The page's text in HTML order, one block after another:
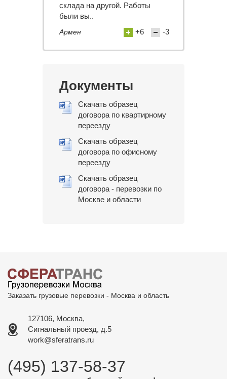
склада на другой. Работы
были вы..
Армен +6 -3
Документы
Скачать образец
договора по квартирному
переезду
Скачать образец
договора по офисному
переезду
Скачать образец
договора - перевозки по
Москве и области
Заказать грузовые перевозки - Москва и область
127106, Москва,
Сигнальный проезд, д.5
work@sferatrans.ru
(495) 137-58-37